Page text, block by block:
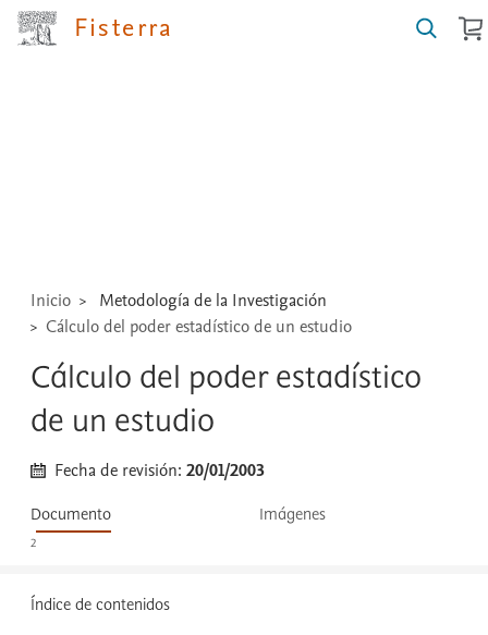
Fisterra
Inicio
Metodología de la Investigación
Cálculo del poder estadístico de un estudio
Cálculo del poder estadístico
de un estudio
Fecha de revisión:20/01/2003
Documento Imágenes
2
Índice de contenidos